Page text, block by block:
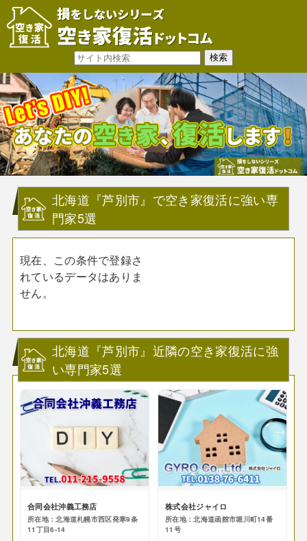
北海道『芦別市』で空き家復活に強い専
門家5選
現在、この条件で登録さ
れているデータはありま
せん。
北海道『芦別市』近隣の空き家復活に強
い専門家5選
合同会社沖義工務店
所在地：北海道札幌市西区発寒9条
11丁目6‐14
株式会社ジャイロ
所在地：北海道函館市堀川町14番
11号